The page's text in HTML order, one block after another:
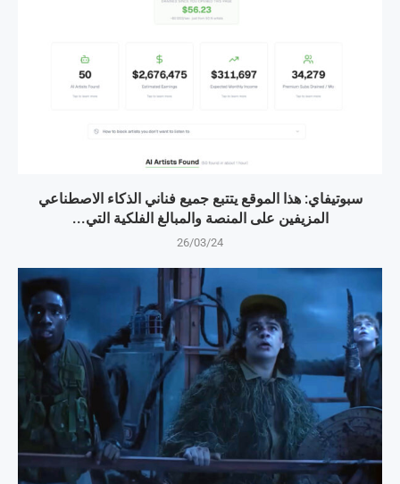
سبوتيفاي: هذا الموقع يتتبع جميع فناني الذكاء الاصطناعي
المزيفين على المنصة والمبالغ الفلكية التي...
26/03/24